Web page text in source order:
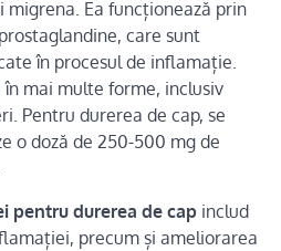
migrena. Ea funcționează prin
care sunt
în procesul de inflamație.
mai multe forme, inclusiv
Pentru durerea de cap, se
o doză de 250-500 mg de
pentru durerea de cap includ
precum și ameliorarea